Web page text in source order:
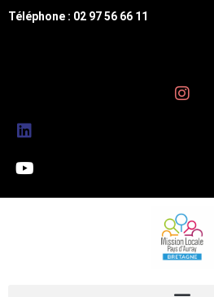
Téléphone : 02 97 56 66 11